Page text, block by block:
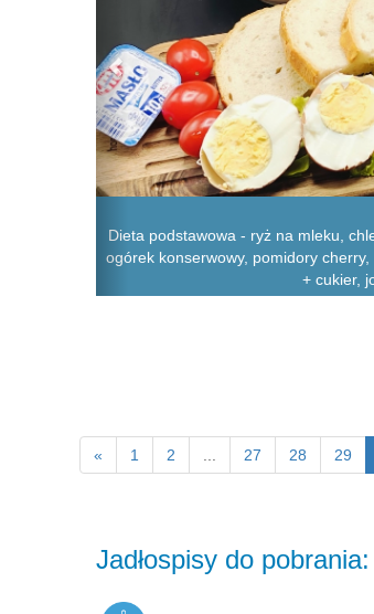
Dieta podstawowa - ryż na mleku,
ogórek konserwowy, pomidory
+ cukier,
« 1 2 ... 27 28 29
Jadłospisy do pobrania: